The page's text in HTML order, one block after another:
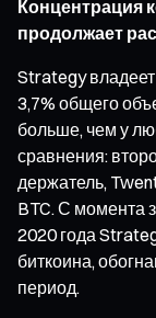
Концентрация
продолжает
Strategy владеет
3,7% общего
больше, чем у
сравнения:
держатель,
BTC. С момента
2020 года
биткоина,
период.